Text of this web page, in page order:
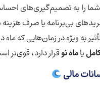
شما را به تصمیم‌گیری‌های
بی‌برنامه یا صرف هزینه
به ویژه در زمان‌هایی که
یاماه نوقرار دارد، قوی‌تر